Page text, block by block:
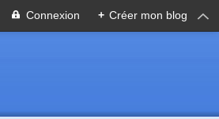
Connexion + Créer mon blog